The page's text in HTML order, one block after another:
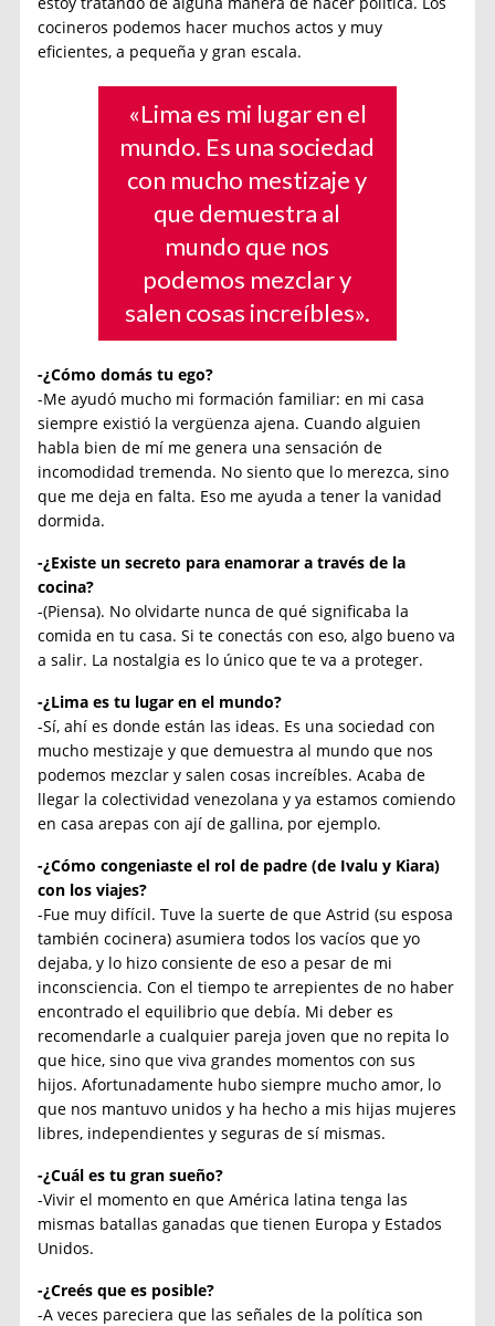
cocineros podemos hacer muchos actos y muy
eficientes, a pequeña y gran escala.
«Lima es mi lugar en el
mundo. Es una sociedad
con mucho mestizaje y
que demuestra al
mundo que nos
podemos mezclar y
salen cosas increíbles».
-¿Cómo domás tu ego?
-Me ayudó mucho mi formación familiar: en mi casa
siempre existió la vergüenza ajena. Cuando alguien
habla bien de mí me genera una sensación de
incomodidad tremenda. No siento que lo merezca, sino
que me deja en falta. Eso me ayuda a tener la vanidad
dormida.
-¿Existe un secreto para enamorar a través de la
cocina?
-(Piensa). No olvidarte nunca de qué significaba la
comida en tu casa. Si te conectás con eso, algo bueno va
a salir. La nostalgia es lo único que te va a proteger.
-¿Lima es tu lugar en el mundo?
-Sí, ahí es donde están las ideas. Es una sociedad con
mucho mestizaje y que demuestra al mundo que nos
podemos mezclar y salen cosas increíbles. Acaba de
llegar la colectividad venezolana y ya estamos comiendo
en casa arepas con ají de gallina, por ejemplo.
-¿Cómo congeniaste el rol de padre (de Ivalu y Kiara)
con los viajes?
-Fue muy difícil. Tuve la suerte de que Astrid (su esposa
también cocinera) asumiera todos los vacíos que yo
dejaba, y lo hizo consiente de eso a pesar de mi
inconsciencia. Con el tiempo te arrepientes de no haber
encontrado el equilibrio que debía. Mi deber es
recomendarle a cualquier pareja joven que no repita lo
que hice, sino que viva grandes momentos con sus
hijos. Afortunadamente hubo siempre mucho amor, lo
que nos mantuvo unidos y ha hecho a mis hijas mujeres
libres, independientes y seguras de sí mismas.
-¿Cuál es tu gran sueño?
-Vivir el momento en que América latina tenga las
mismas batallas ganadas que tienen Europa y Estados
Unidos.
-¿Creés que es posible?
-A veces pareciera que las señales de la política son